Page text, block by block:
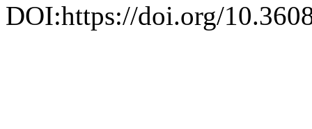
DOI:https://doi.org/